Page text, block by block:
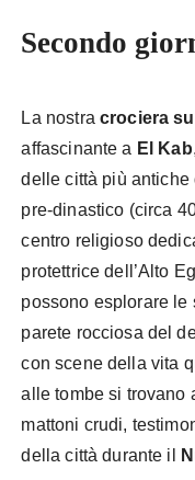
Secondo
La nostra crociera
affascinante a El Kab
delle città più antiche
pre-dinastico (circa
centro religioso
protettrice dell’Alto
possono esplorare le
parete rocciosa del
con scene della vita
alle tombe si trovano
mattoni crudi,
della città durante il